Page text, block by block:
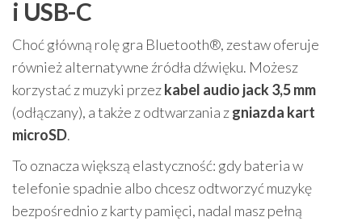
i USB-C
Choć główną rolę gra Bluetooth®, zestaw oferuje
również alternatywne źródła dźwięku. Możesz
korzystać z muzyki przezkabel audio jack 3,5 mm
(odłączany), a także z odtwarzania zgniazda kart
microSD.
To oznacza większą elastyczność: gdy bateria w
telefonie spadnie albo chcesz odtworzyć muzykę
bezpośrednio z karty pamięci, nadal masz pełną